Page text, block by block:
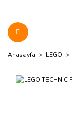
Anasayfa LEGO